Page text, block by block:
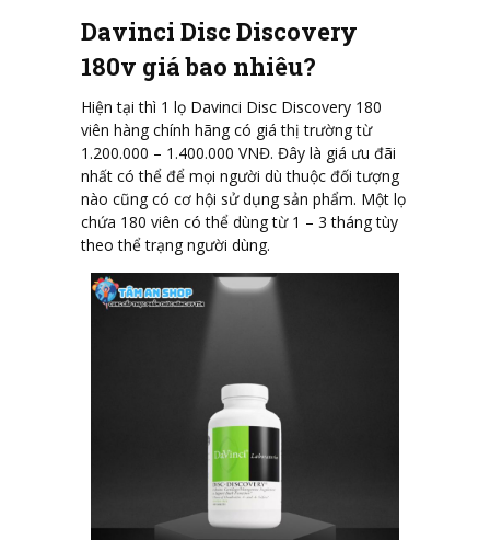
Davinci Disc Discovery
180v giá bao nhiêu?
Hiện tại thì 1 lọ Davinci Disc Discovery 180
viên hàng chính hãng có giá thị trường từ
1.200.000 – 1.400.000 VNĐ. Đây là giá ưu đãi
nhất có thể để mọi người dù thuộc đối tượng
nào cũng có cơ hội sử dụng sản phẩm. Một lọ
chứa 180 viên có thể dùng từ 1 – 3 tháng tùy
theo thể trạng người dùng.